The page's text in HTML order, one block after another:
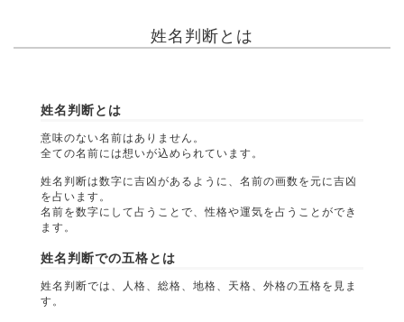
姓名判断とは
姓名判断とは
意味のない名前はありません。
全ての名前には想いが込められています。
姓名判断は数字に吉凶があるように、名前の画数を元に吉凶
を占います。
名前を数字にして占うことで、性格や運気を占うことができ
ます。
姓名判断での五格とは
姓名判断では、人格、総格、地格、天格、外格の五格を見ま
す。